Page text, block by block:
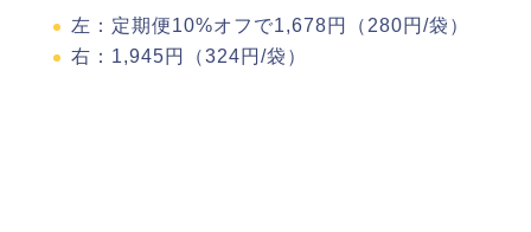
左：定期便10%オフで1,678円（280円/袋）
右：1,945円（324円/袋）